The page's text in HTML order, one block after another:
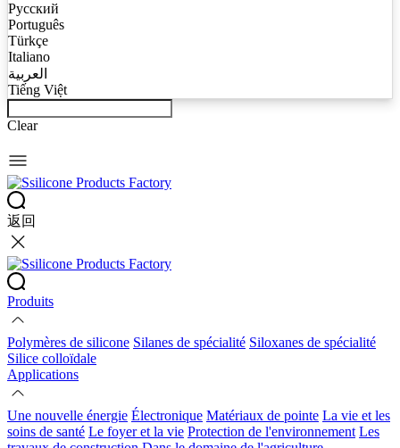
Русский
Português
Türkçe
Italiano
العربية
Tiếng Việt
Clear
返回
Produits
Polymères de silicone Silanes de spécialité Siloxanes de spécialité
Silice colloïdale
Applications
Une nouvelle énergie Électronique Matériaux de pointe La vie et les
soins de santé Le foyer et la vie Protection de l'environnement Les